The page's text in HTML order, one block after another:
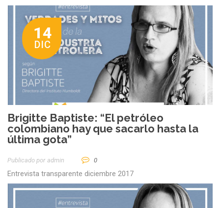
14
DIC
Brigitte Baptiste: “El petróleo
colombiano hay que sacarlo hasta la
última gota”
Publicado por Admin 0
Entrevista transparente diciembre 2017